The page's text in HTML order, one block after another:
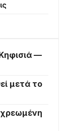
—
μετά το
χρεωμένη